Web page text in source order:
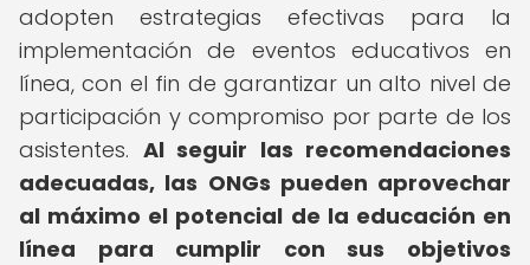
adopten estrategias efectivas para la
implementación de eventos educativos en
línea, con el fin de garantizar un alto nivel de
participación y compromiso por parte de los
asistentes. Al seguir las recomendaciones
adecuadas, las ONGs pueden aprovechar
al máximo el potencial de la educación en
línea para cumplir con sus objetivos